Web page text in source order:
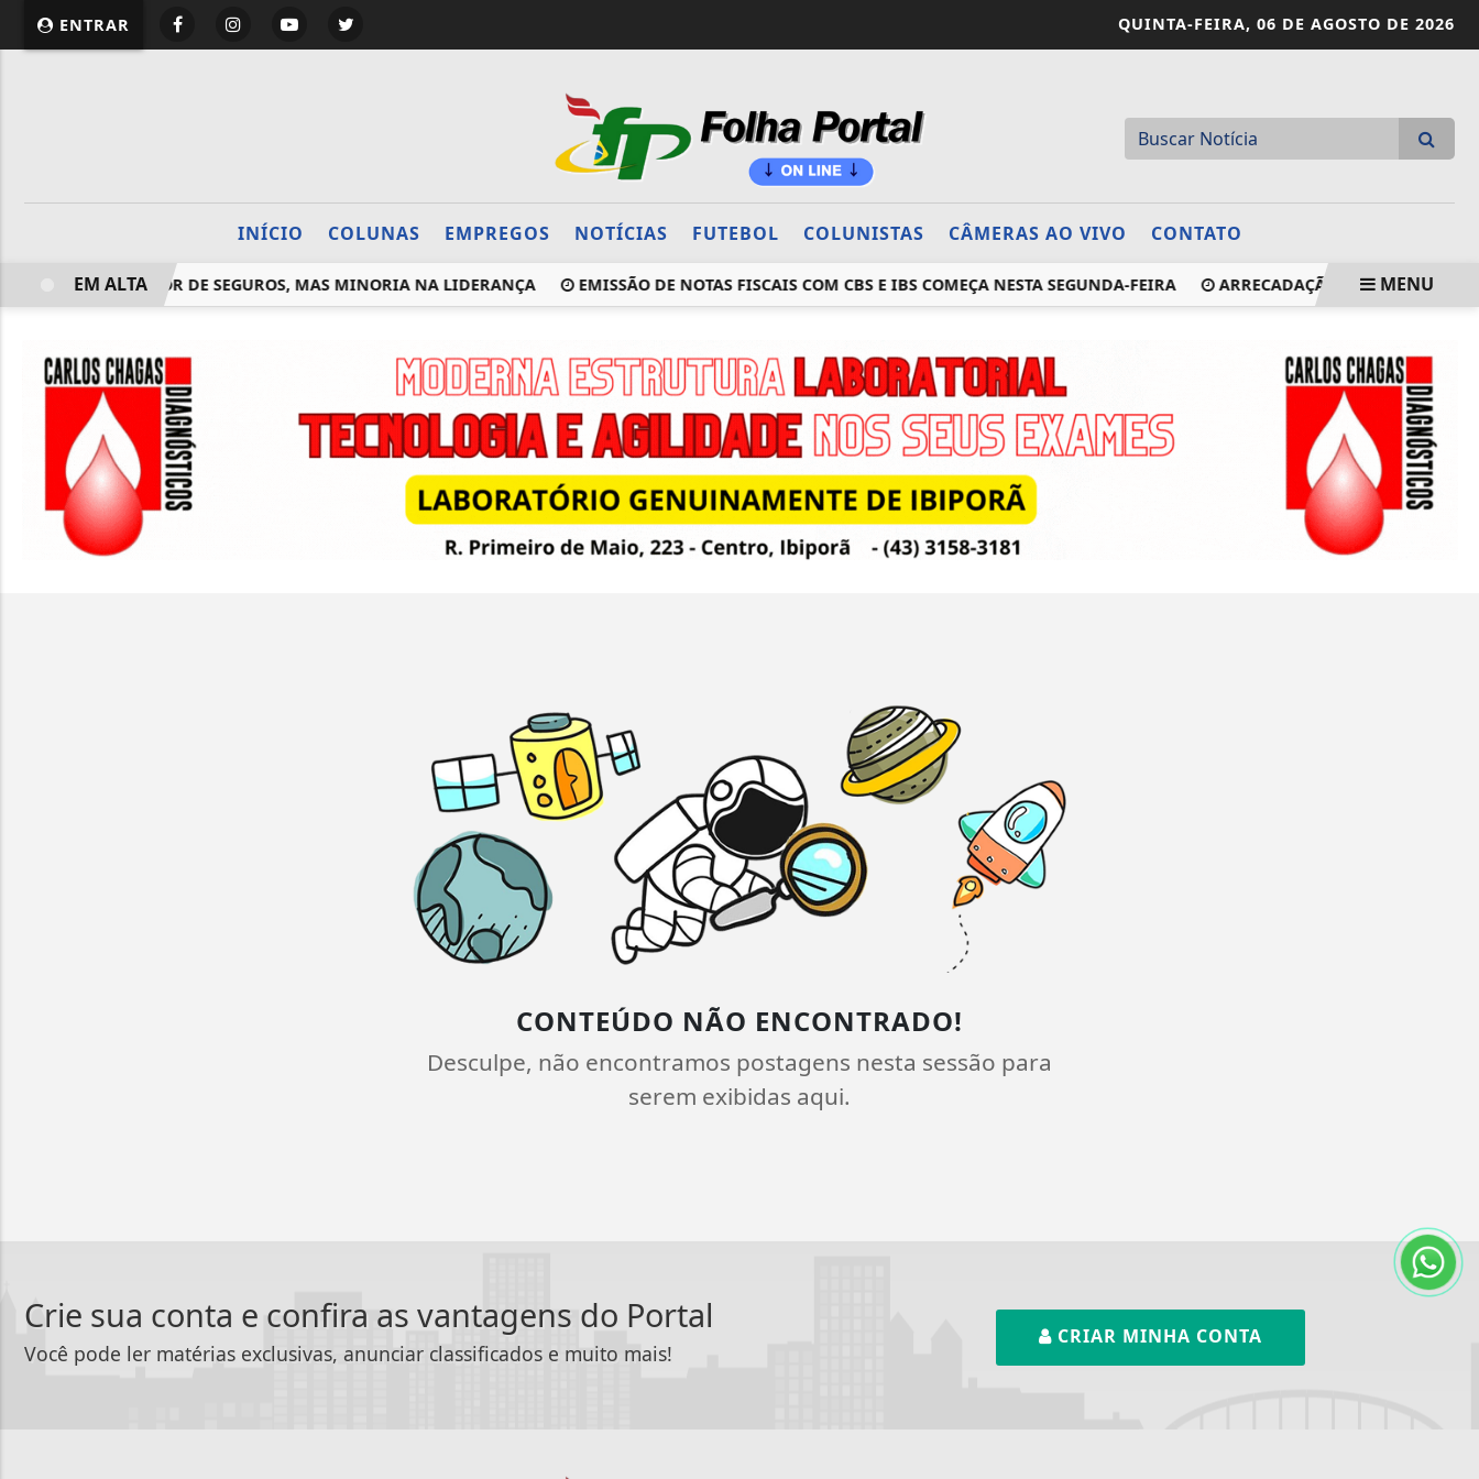
website page view counter
ENTRAR QUINTA-FEIRA, 06 DE AGOSTO DE 2026
INÍCIO COLUNAS EMPREGOS NOTÍCIAS FUTEBOL COLUNISTAS CÂMERAS AO VIVO CONTATO
MAIORIA NO SETOR DE SEGUROS, MAS MINORIA NA LIDERANÇA EMISSÃO DE NOTAS FISCAIS COM CBS E IBS COMEÇA NESTA SEGUNDA-FEIRA ARRECADAÇÃO FEDERAL CRESCE
EM ALTA MENU
CONTEÚDO NÃO ENCONTRADO!
Desculpe, não encontramos postagens nesta sessão para
serem exibidas aqui.
Crie sua conta e confira as vantagens do Portal
Você pode ler matérias exclusivas, anunciar classificados e muito mais!
CRIAR MINHA CONTA